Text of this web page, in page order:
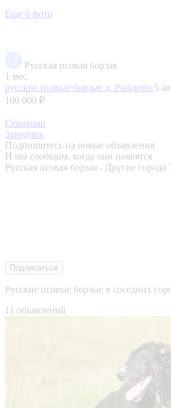
Еще 6 фото
Русская псовая борзая
1 мес.
русские псовые борзые д. Рыблово 5
100 000 ₽
Сенавиан
Заводчик
Подпишитесь на новые объявления
И мы сообщим, когда они появятся
Русская псовая борзая - Другие города
Подписаться
Русские псовые борзые в соседних
11 объявлений